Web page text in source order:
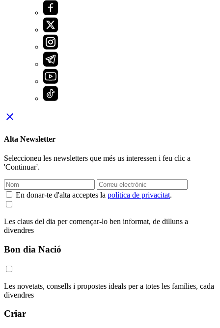
close
Alta Newsletter
Seleccioneu les newsletters que més us interessen i feu clic a
'Continuar'.
En donar-te d'alta acceptes la política de privacitat.
Les claus del dia per començar-lo ben informat, de dilluns a
divendres
Bon dia Nació
Les novetats, consells i propostes ideals per a totes les famílies, cada
divendres
Criar